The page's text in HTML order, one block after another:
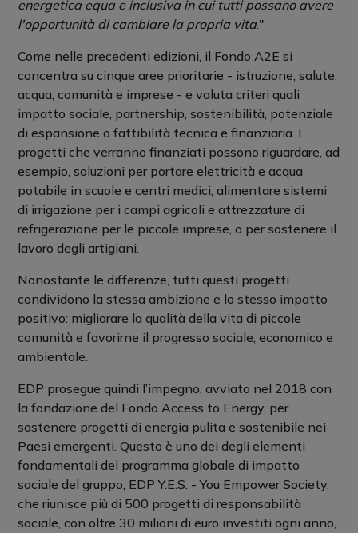
energetica equa e inclusiva in cui tutti possano avere
l'opportunità di cambiare la propria vita."
Come nelle precedenti edizioni, il Fondo A2E si
concentra su cinque aree prioritarie - istruzione, salute,
acqua, comunità e imprese - e valuta criteri quali
impatto sociale, partnership, sostenibilità, potenziale
di espansione o fattibilità tecnica e finanziaria. I
progetti che verranno finanziati possono riguardare, ad
esempio, soluzioni per portare elettricità e acqua
potabile in scuole e centri medici, alimentare sistemi
di irrigazione per i campi agricoli e attrezzature di
refrigerazione per le piccole imprese, o per sostenere il
lavoro degli artigiani.
Nonostante le differenze, tutti questi progetti
condividono la stessa ambizione e lo stesso impatto
positivo: migliorare la qualità della vita di piccole
comunità e favorirne il progresso sociale, economico e
ambientale.
EDP prosegue quindi l’impegno, avviato nel 2018 con
la fondazione del Fondo Access to Energy, per
sostenere progetti di energia pulita e sostenibile nei
Paesi emergenti. Questo è uno dei degli elementi
fondamentali del programma globale di impatto
sociale del gruppo, EDP Y.E.S. - You Empower Society,
che riunisce più di 500 progetti di responsabilità
sociale, con oltre 30 milioni di euro investiti ogni anno,